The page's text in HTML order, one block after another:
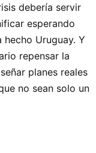
debería servir
esperando
Uruguay. Y
repensar la
planes reales
no sean solo un